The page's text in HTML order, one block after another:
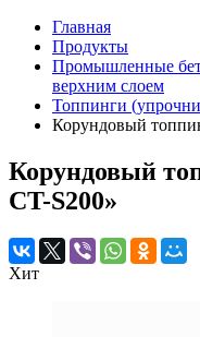
Главная
Продукты
Промышленные
верхним слоем
Топпинги
Корундовый
Корундовый
CT-S200»
Хит